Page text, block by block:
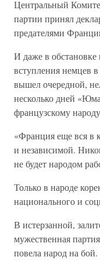
Центральный
партии принял
предателями
И даже в
вступления немцев
вышел очередной,
несколько дней
французскому
«Франция еще вся в
и независимой.
не будет народом
Только в народе
национального и
В истерзанной,
мужественная
повела народ на бой.